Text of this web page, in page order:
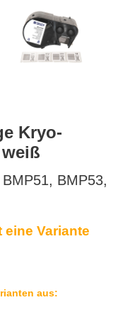
Kryo-
BMP53,
Variante
aus: